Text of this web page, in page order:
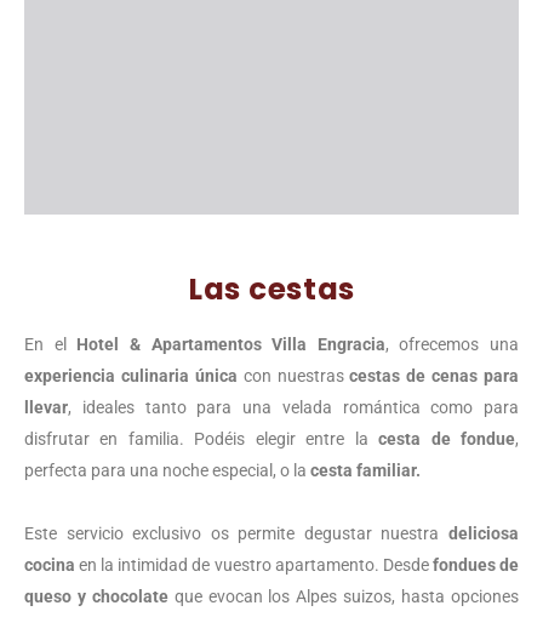
Las cestas
En el Hotel & Apartamentos Villa Engracia, ofrecemos una
experiencia culinaria única con nuestrascestas de cenas para
llevar, ideales tanto para una velada romántica como para
disfrutar en familia. Podéis elegir entre lacesta de fondue,
perfecta para una noche especial, o la cesta familiar.
Este servicio exclusivo os permite degustar nuestra deliciosa
cocina en la intimidad de vuestro apartamento. Desdefondues de
queso y chocolateque evocan los Alpes suizos, hasta opciones